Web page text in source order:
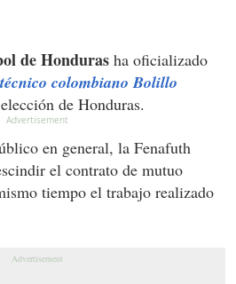
de Honduras ha oficializado
colombiano Bolillo
de Honduras.
en general, la Fenafuth
el contrato de mutuo
tiempo el trabajo realizado